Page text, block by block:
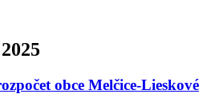
obce Melčice-Lieskové